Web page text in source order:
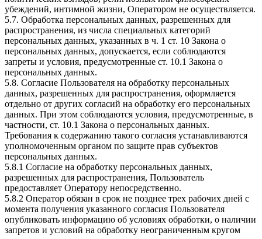
убеждений, интимной жизни, Оператором не осуществляется.
5.7. Обработка персональных данных, разрешенных для
распространения, из числа специальных категорий
персональных данных, указанных в ч. 1 ст. 10 Закона о
персональных данных, допускается, если соблюдаются
запреты и условия, предусмотренные ст. 10.1 Закона о
персональных данных.
5.8. Согласие Пользователя на обработку персональных
данных, разрешенных для распространения, оформляется
отдельно от других согласий на обработку его персональных
данных. При этом соблюдаются условия, предусмотренные, в
частности, ст. 10.1 Закона о персональных данных.
Требования к содержанию такого согласия устанавливаются
уполномоченным органом по защите прав субъектов
персональных данных.
5.8.1 Согласие на обработку персональных данных,
разрешенных для распространения, Пользователь
предоставляет Оператору непосредственно.
5.8.2 Оператор обязан в срок не позднее трех рабочих дней с
момента получения указанного согласия Пользователя
опубликовать информацию об условиях обработки, о наличии
запретов и условий на обработку неограниченным кругом